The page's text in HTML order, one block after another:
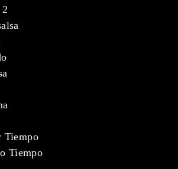
Tiempo
Tiempo